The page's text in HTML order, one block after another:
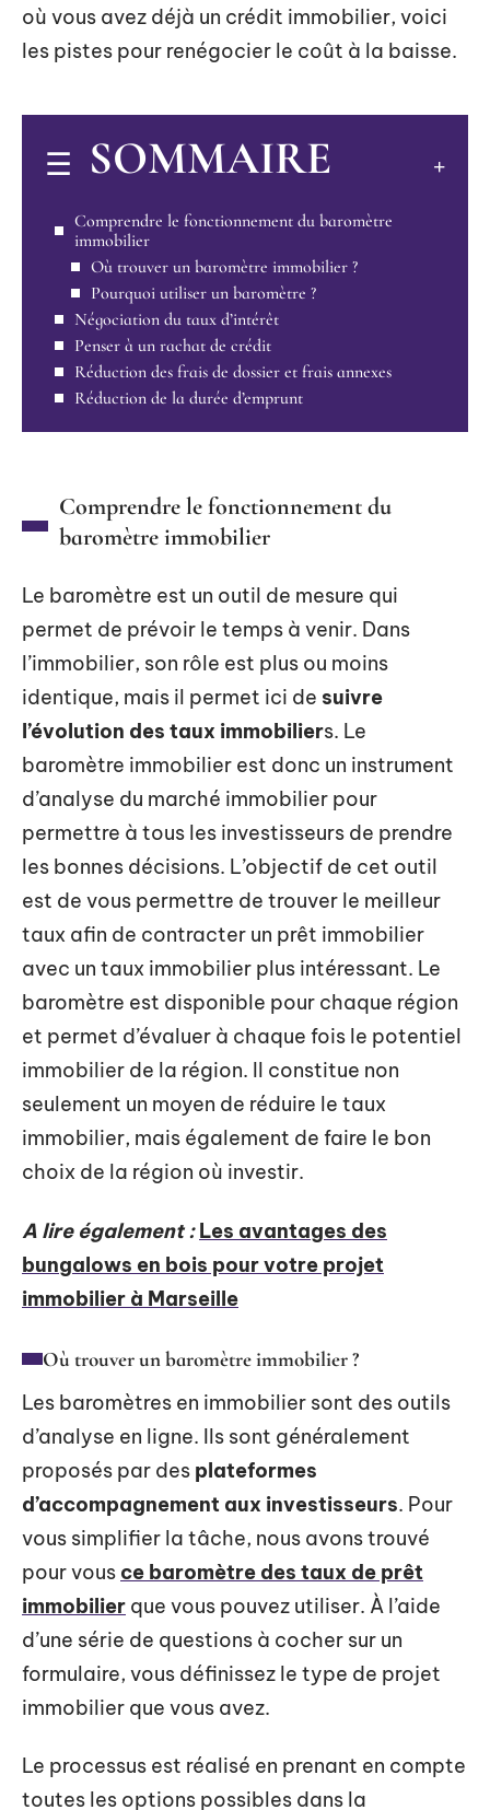
où vous avez déjà un crédit immobilier, voici
les pistes pour renégocier le coût à la baisse.
SOMMAIRE
Comprendre le fonctionnement du baromètre
immobilier
Où trouver un baromètre immobilier ?
Pourquoi utiliser un baromètre ?
Négociation du taux d’intérêt
Penser à un rachat de crédit
Réduction des frais de dossier et frais annexes
Réduction de la durée d’emprunt
Comprendre le fonctionnement du
baromètre immobilier
Le baromètre est un outil de mesure qui
permet de prévoir le temps à venir. Dans
l’immobilier, son rôle est plus ou moins
identique, mais il permet ici de suivre
l’évolution des taux immobiliers. Le
baromètre immobilier est donc un instrument
d’analyse du marché immobilier pour
permettre à tous les investisseurs de prendre
les bonnes décisions. L’objectif de cet outil
est de vous permettre de trouver le meilleur
taux afin de contracter un prêt immobilier
avec un taux immobilier plus intéressant. Le
baromètre est disponible pour chaque région
et permet d’évaluer à chaque fois le potentiel
immobilier de la région. Il constitue non
seulement un moyen de réduire le taux
immobilier, mais également de faire le bon
choix de la région où investir.
A lire également : Les avantages des
bungalows en bois pour votre projet
immobilier à Marseille
Où trouver un baromètre immobilier ?
Les baromètres en immobilier sont des outils
d’analyse en ligne. Ils sont généralement
proposés par des plateformes
d’accompagnement aux investisseurs. Pour
vous simplifier la tâche, nous avons trouvé
pour vous ce baromètre des taux de prêt
immobilier que vous pouvez utiliser. À l’aide
d’une série de questions à cocher sur un
formulaire, vous définissez le type de projet
immobilier que vous avez.
Le processus est réalisé en prenant en compte
toutes les options possibles dans la